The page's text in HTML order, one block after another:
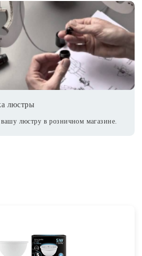
люстры
люстру в розничном магазине.